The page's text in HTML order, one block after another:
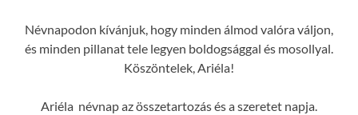
Névnapodon kívánjuk, hogy minden álmod valóra váljon,
és minden pillanat tele legyen boldogsággal és mosollyal.
Köszöntelek, Ariéla!
Ariéla névnap az összetartozás és a szeretet napja.